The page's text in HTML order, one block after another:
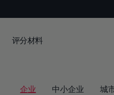
评分材料
企业 中小企业 城